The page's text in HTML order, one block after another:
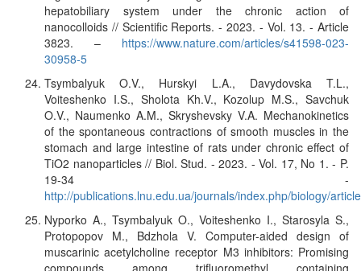
hepatobiliary system under the chronic action of
nanocolloids // Scientific Reports. - 2023. - Vol. 13. - Article
3823. – https://www.nature.com/articles/s41598-023-
30958-5
Tsymbalyuk O.V., Hurskyi L.A., Davydovska T.L.,
Voiteshenko I.S., Sholota Kh.V., Kozolup M.S., Savchuk
O.V., Naumenko A.M., Skryshevsky V.A. Mechanokinetics
of the spontaneous contractions of smooth muscles in the
stomach and large intestine of rats under chronic effect of
TiO2 nanoparticles // Biol. Stud. - 2023. - Vol. 17, No 1. - P.
19-34 -
http://publications.lnu.edu.ua/journals/index.php/biology/
Nyporko A., Tsymbalyuk O., Voiteshenko I., Starosyla S.,
Protopopov M., Bdzhola V. Computer-aided design of
muscarinic acetylcholine receptor M3 inhibitors: Promising
compounds among trifluoromethyl containing